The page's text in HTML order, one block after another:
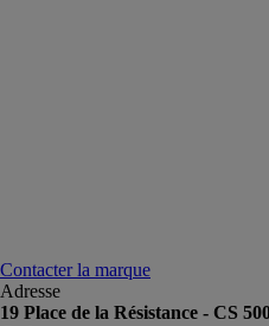
Contacter la marque
Adresse
19 Place de la Résistance - CS